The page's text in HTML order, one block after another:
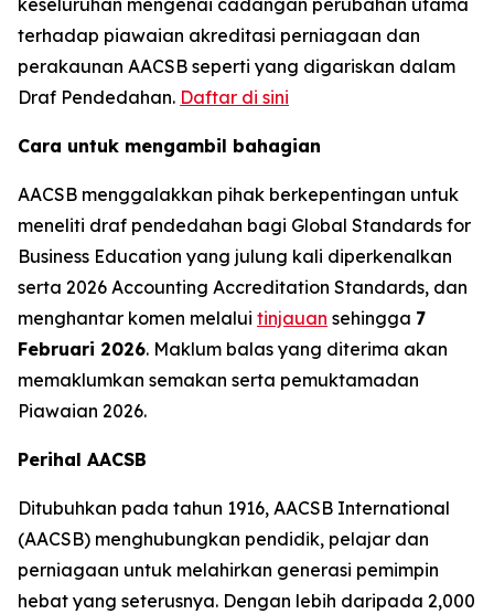
keseluruhan mengenai cadangan perubahan utama
terhadap piawaian akreditasi perniagaan dan
perakaunan AACSB seperti yang digariskan dalam
Draf Pendedahan. Daftar di sini
Cara untuk mengambil bahagian
AACSB menggalakkan pihak berkepentingan untuk
meneliti draf pendedahan bagi Global Standards for
Business Education yang julung kali diperkenalkan
serta 2026 Accounting Accreditation Standards, dan
menghantar komen melalui tinjauan sehingga 7
Februari 2026. Maklum balas yang diterima akan
memaklumkan semakan serta pemuktamadan
Piawaian 2026.
Perihal AACSB
Ditubuhkan pada tahun 1916, AACSB International
(AACSB) menghubungkan pendidik, pelajar dan
perniagaan untuk melahirkan generasi pemimpin
hebat yang seterusnya. Dengan lebih daripada 2,000